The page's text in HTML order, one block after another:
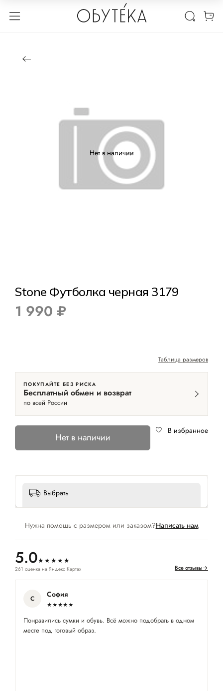
Нет в наличии
Stone Футболка черная 3179
1 990 ₽
Таблица размеров
ПОКУПАЙТЕ БЕЗ РИСКА
Бесплатный обмен и возврат
по всей России
Нет в наличии
В избранное
Выбрать
Нужна помощь с размером или заказом?Написать нам
5.0★★★★★
261 оценка на Яндекс Картах Все отзывы→
С София
★★★★★
Понравились сумки и обувь. Всё можно подобрать в одном
месте под готовый образ.